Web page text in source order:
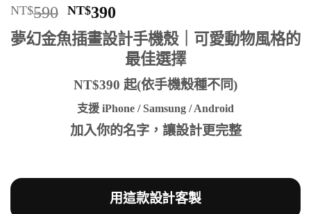
評分5/
5，已有
6
位
顧客進行評
分
NT$590 原
始
價
NT$590。
NT$390
前
價
格：
NT$390。
夢幻金魚插畫設計手機殼｜可愛動物風格的
最佳選擇
NT$390 起(依手機殼種不同)
支援 iPhone / Samsung / Android
加入你的名字，讓設計更完整
用這款設計客製